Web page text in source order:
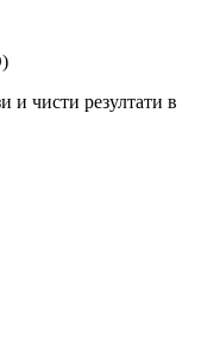
и чисти резултати в